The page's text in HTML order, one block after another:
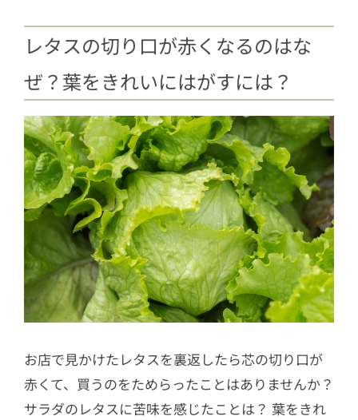
レタスの切り口が赤くなるのはな
ぜ？葉をきれいにはがすには？
お店で見かけたレタスを裏返したら芯の切り口が
赤くて、買うのをためらったことはありませんか？
サラダのレタスに苦味を感じたことは？ 葉をきれ